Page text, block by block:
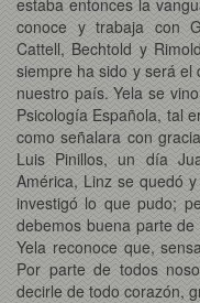
conoce y trabaja con
Cattell, Bechtold y
siempre ha sido y será el
nuestro país. Yela se
Psicología Española, tal
como señalara con
Luis Pinillos, un día
América, Linz se quedó
investigó lo que pudo;
debemos buena parte
Yela reconoce que,
Por parte de todos
decirle de todo corazón,